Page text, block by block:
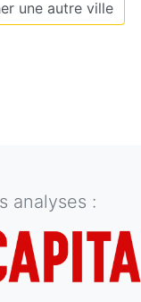
une autre ville
analyses :